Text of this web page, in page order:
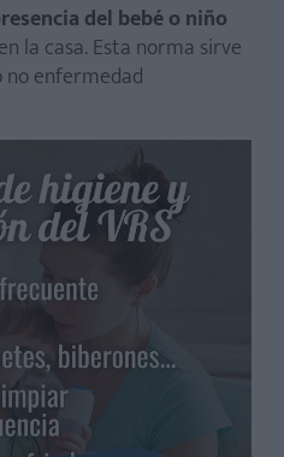
del bebé o niño
la casa. Esta norma sirve
enfermedad